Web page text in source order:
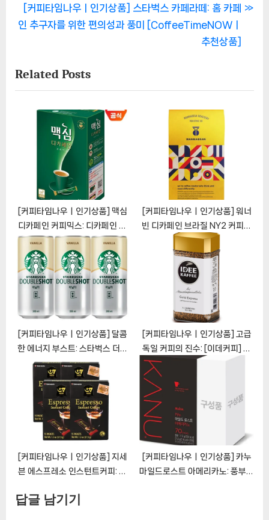
색
v
s
P
N
e
P
o
[커피타임나우ㅣ인기상품] 스타벅스 카페라떼: 홈 카페
인 추구자를 위한 편의성과 풍미 [CoffeeTimeNOWㅣ
추천상품]
Related Posts
[커피타임나우ㅣ인기상품] 맥심
디카페인 커피믹스: 디카페인 커
피의 풍부한 맛
[CoffeeTimeNOWㅣ추천상
품]
[커피타임나우ㅣ인기상품] 워너
빈 디카페인 브라질 NY2 커피원
두: 완벽한 디카페인 커피 체험
[CoffeeTimeNOWㅣ추천상
품]
[커피타임나우ㅣ인기상품] 달콤
한 에너지 부스트: 스타벅스 더블
샷 바닐라의 매력
[CoffeeTimeNOWㅣ추천상
[커피타임나우ㅣ인기상품] 고급
독일 커피의 진수: [이데커피] 골
드200g [CoffeeTimeNOWㅣ
[커피타임나우ㅣ인기상품] 지세
븐 에스프레소 인스턴트커피: 즐
험 [CoffeeTimeNOWㅣ추천
[커피타임나우ㅣ인기상품] 카누
마일드로스트 아메리카노: 풍부한
답글 남기기